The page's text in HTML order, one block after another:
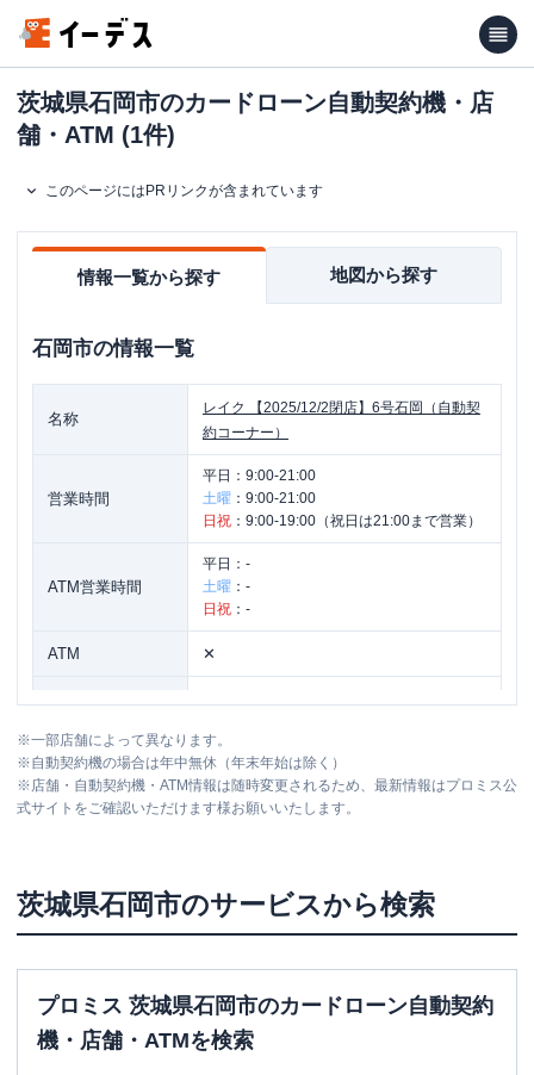
茨城県石岡市のカードローン自動契約機・店
舗・ATM (1件)
このページにはPRリンクが含まれています
情報一覧から探す 地図から探す
石岡市の情報一覧
名称
レイク
【2025/12/2閉店】6号石岡（自動契
約コーナー）
営業時間
平日： 9:00-21:00
土曜 ： 9:00-21:00
日祝 ： 9:00-19:00（祝日は21:00まで営業）
ATM営業時間
平日： -
土曜 ： -
日祝 ： -
ATM ✕
住所 茨城県石岡市東石岡5丁目7-13
※一部店舗によって異なります。
※自動契約機の場合は年中無休（年末年始は除く）
※店舗・自動契約機・ATM情報は随時変更されるため、最新情報はプロミス公
式サイトをご確認いただけます様お願いいたします。
茨城県石岡市のサービスから検索
プロミス 茨城県石岡市のカードローン自動契約
機・店舗・ATMを検索